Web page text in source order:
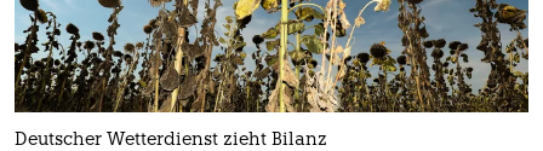
Deutscher Wetterdienst zieht Bilanz